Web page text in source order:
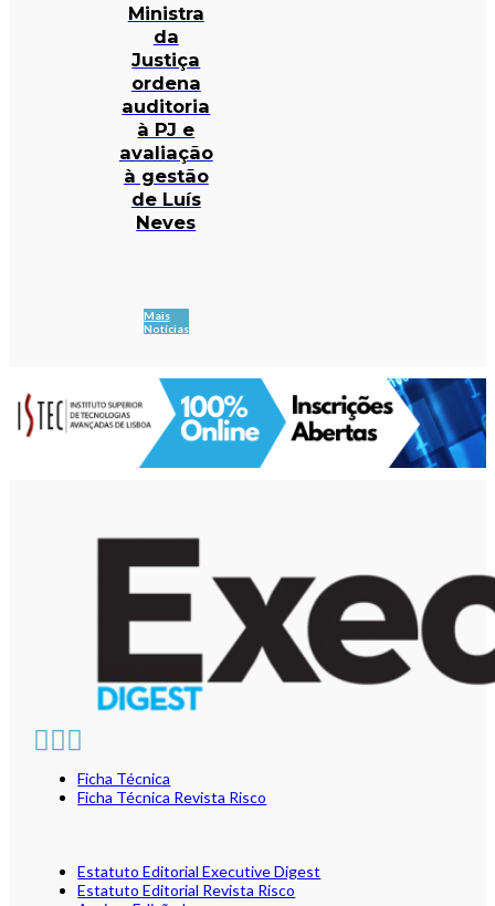
Ministra
da
Justiça
ordena
auditoria
à PJ e
avaliação
à gestão
de Luís
Neves
Mais
Notícias
Ficha Técnica
Ficha Técnica Revista Risco
Estatuto Editorial Executive Digest
Estatuto Editorial Revista Risco